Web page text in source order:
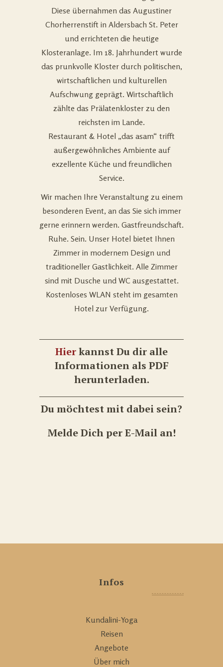
Diese übernahmen das Augustiner
Chorherrenstift in Aldersbach St. Peter
und errichteten die heutige
Klosteranlage. Im 18. Jahrhundert wurde
das prunkvolle Kloster durch politischen,
wirtschaftlichen und kulturellen
Aufschwung geprägt. Wirtschaftlich
zählte das Prälatenkloster zu den
reichsten im Lande.
Restaurant & Hotel „das asam“ trifft
außergewöhnliches Ambiente auf
exzellente Küche und freundlichen
Service.
Wir machen Ihre Veranstaltung zu einem
besonderen Event, an das Sie sich immer
gerne erinnern werden. Gastfreundschaft.
Ruhe. Sein. Unser Hotel bietet Ihnen
Zimmer in modernem Design und
traditioneller Gastlichkeit. Alle Zimmer
sind mit Dusche und WC ausgestattet.
Kostenloses WLAN steht im gesamten
Hotel zur Verfügung.
Hierkannst Du dir alle
Informationen als PDF
herunterladen.
Du möchtest mit dabei sein?
Melde Dich per E-Mail an!
Infos
Kundalini-Yoga
Reisen
Angebote
Über mich